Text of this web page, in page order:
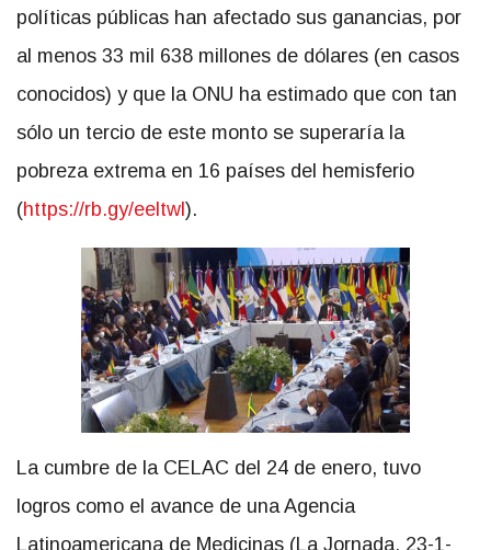
políticas públicas han afectado sus ganancias, por
al menos 33 mil 638 millones de dólares (en casos
conocidos) y que la ONU ha estimado que con tan
sólo un tercio de este monto se superaría la
pobreza extrema en 16 países del hemisferio
(https://rb.gy/eeltwl ).
La cumbre de la CELAC del 24 de enero, tuvo
logros como el avance de una Agencia
Latinoamericana de Medicinas (La Jornada, 23-1-